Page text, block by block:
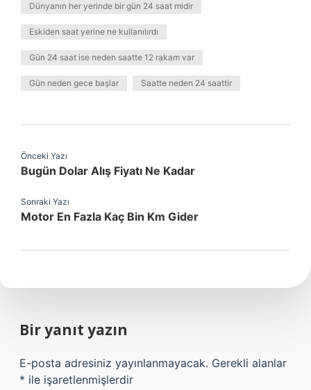
Dünyanın her yerinde bir gün 24 saat midir
Eskiden saat yerine ne kullanılırdı
Gün 24 saat ise neden saatte 12 rakam var
Gün neden gece başlar Saatte neden 24 saattir
Önceki Yazı
Bugün Dolar Alış Fiyatı Ne Kadar
Sonraki Yazı
Motor En Fazla Kaç Bin Km Gider
Bir yanıt yazın
E-posta adresiniz yayınlanmayacak. Gerekli alanlar
* ile işaretlenmişlerdir